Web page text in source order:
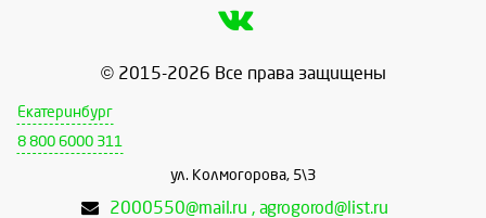
© 2015-2026 Все права защищены
Екатеринбург
8 800 6000 311
ул. Колмогорова, 5\3
2000550@mail.ru , agrogorod@list.ru